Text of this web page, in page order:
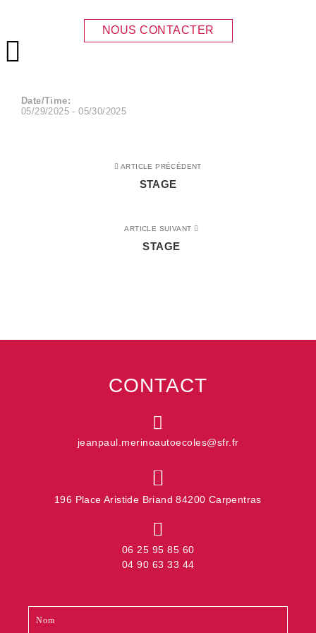
Menu principal
NOUS CONTACTER
STAGE
Date/Time:
05/29/2025 - 05/30/2025
ARTICLE PRÉCÉDENT
STAGE
ARTICLE SUIVANT
STAGE
CONTACT
jeanpaul.merinoautoecoles@sfr.fr
196 Place Aristide Briand 84200 Carpentras
06 25 95 85 60
04 90 63 33 44
footer
vous